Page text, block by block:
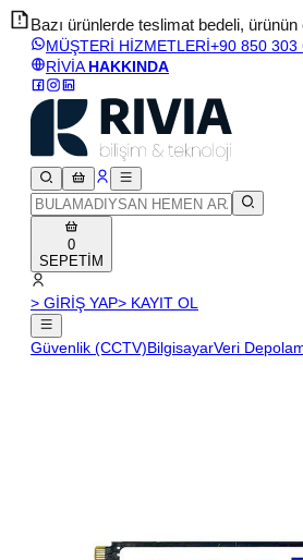
Bazı ürünlerde teslimat bedeli, ürünün
MÜŞTERİ HİZMETLERİ+90 850 303
RİVİA HAKKINDA
0
SEPETİM
> GİRİŞ YAP> KAYIT OL
Güvenlik (CCTV)BilgisayarVeri